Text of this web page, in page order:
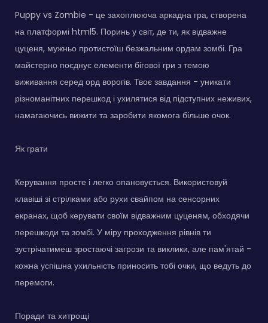
Puppy vs Zombie - це захоплююча аркадна гра, створена
на платформі html5. Поринь у світ, де ти, як відважне
цуценя, мужньо протистоїш безжальним ордам зомбі. Гра
майстерно поєднує елементи бігової гри з темою
виживання серед орд ворогів. Твоє завдання - уникати
різноманітних перешкод і ухилятися від підступних неживих,
намагаючись вижити та заробити якомога більше очок.
Як грати
Керування просте і легко опановується. Використовуй
клавіші зі стрілками або рухи свайпом на сенсорних
екранах, щоб керувати своїм відважним цуценям, обходячи
перешкоди та зомбі. У міру проходження рівнів ти
зустрічатимеш зростаючі загрози та виклики, але пам'ятай -
кожна успішна ухильність приносить тобі очки, що ведуть до
перемоги.
Поради та хитрощі